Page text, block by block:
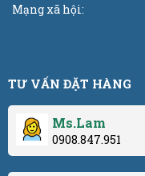
Mạng xã hội:
TƯ VẤN ĐẶT HÀNG
Ms.Lam
0908.847.951